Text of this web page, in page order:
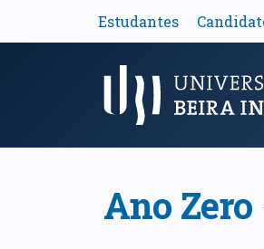
Estudantes
Menu
Ano Zero